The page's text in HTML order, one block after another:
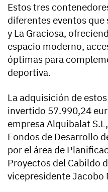
Estos tres
diferentes eventos que
y La Graciosa,
espacio moderno,
óptimas para
deportiva.
La adquisición de
invertido 57.990,24
empresa Alquibalat
Fondos de Desarrollo
por el área de
Proyectos del Cabildo
vicepresidente Jacobo